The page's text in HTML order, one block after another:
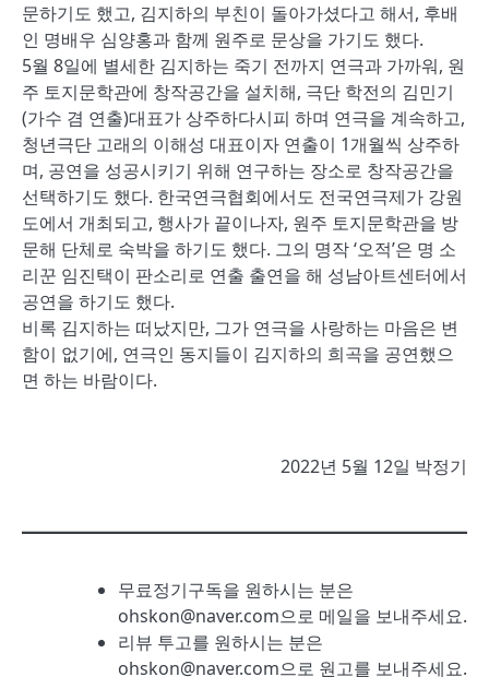
문하기도 했고, 김지하의 부친이 돌아가셨다고 해서, 후배
인 명배우 심양홍과 함께 원주로 문상을 가기도 했다.
5월 8일에 별세한 김지하는 죽기 전까지 연극과 가까워, 원
주 토지문학관에 창작공간을 설치해, 극단 학전의 김민기
(가수 겸 연출)대표가 상주하다시피 하며 연극을 계속하고,
청년극단 고래의 이해성 대표이자 연출이 1개월씩 상주하
며, 공연을 성공시키기 위해 연구하는 장소로 창작공간을
선택하기도 했다. 한국연극협회에서도 전국연극제가 강원
도에서 개최되고, 행사가 끝이나자, 원주 토지문학관을 방
문해 단체로 숙박을 하기도 했다. 그의 명작 ‘오적’은 명 소
리꾼 임진택이 판소리로 연출 출연을 해 성남아트센터에서
공연을 하기도 했다.
비록 김지하는 떠났지만, 그가 연극을 사랑하는 마음은 변
함이 없기에, 연극인 동지들이 김지하의 희곡을 공연했으
면 하는 바람이다.
2022년 5월 12일 박정기
무료정기구독을 원하시는 분은
ohskon@naver.com으로 메일을 보내주세요.
리뷰 투고를 원하시는 분은
ohskon@naver.com으로 원고를 보내주세요.